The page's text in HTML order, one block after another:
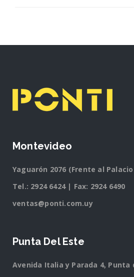
Montevideo
Yaguarón 2076 (Frente al
Tel.: 2924 6424| Fax: 2924 6490
ventas@ponti.com.uy
Punta Del Este
Avenida Italia y Parada 4, Punta